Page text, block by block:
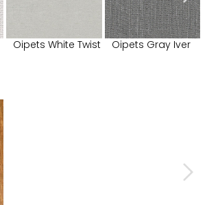
Oipets White Twist Oipets Gray Iver